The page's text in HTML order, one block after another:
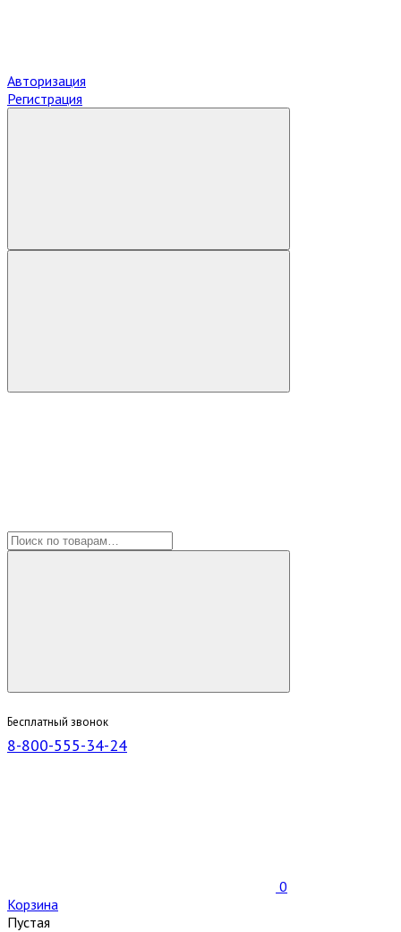
Авторизация
Регистрация
Бесплатный звонок
8-800-555-34-24
0
Корзина
Пустая